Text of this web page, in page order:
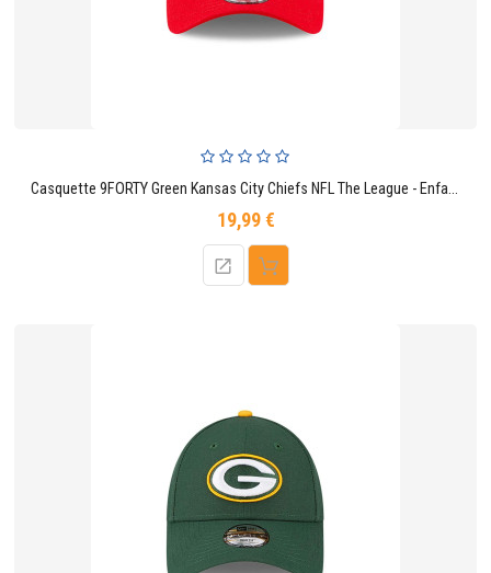
Casquette 9FORTY Green Kansas City Chiefs NFL The League - Enfant
19,99 €Prix